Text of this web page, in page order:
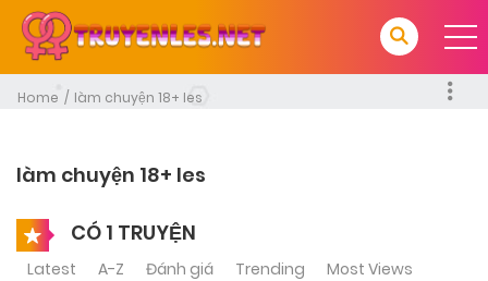
Home làm chuyện 18+ les
làm chuyện 18+ les
CÓ 1 TRUYỆN
Latest A-Z Đánh giá Trending
Most Views